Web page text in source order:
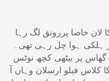
لان خاصا پررونق لگ رہا
ہلکی ہوا چل رہی تھی۔
گھاس پر بیٹھی کچھ نوٹس
فیلو ارسلان وہاں آ